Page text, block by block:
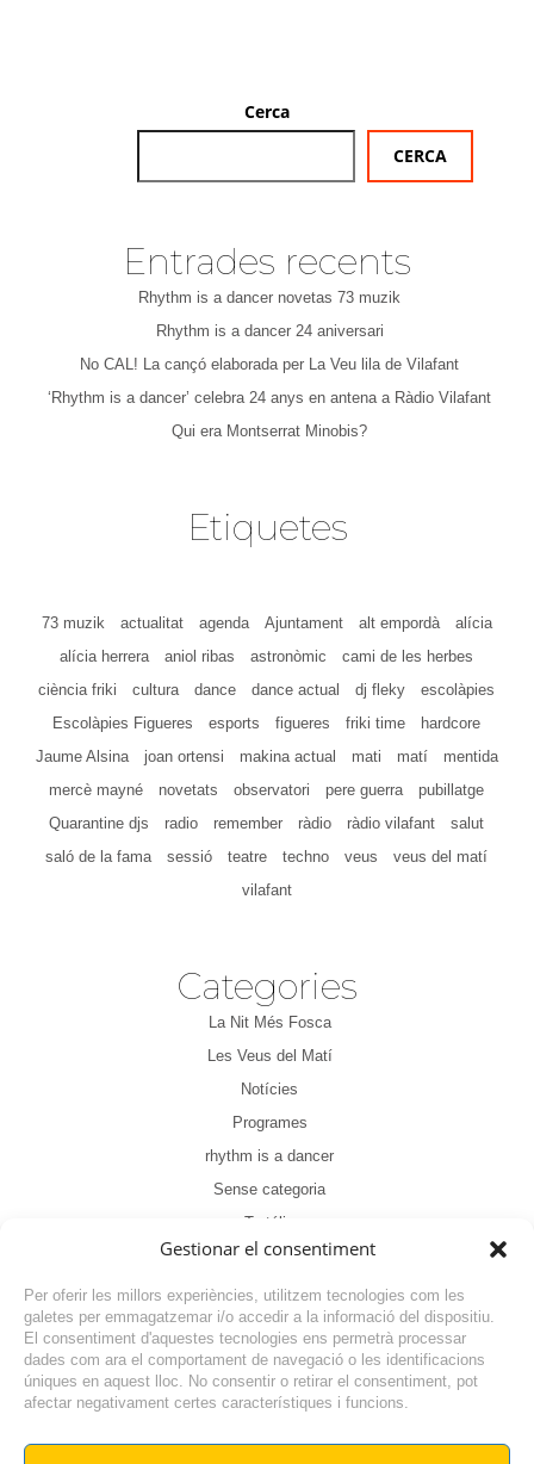
Gestionar el consentiment
Per oferir les millors experiències, utilitzem tecnologies com les
galetes per emmagatzemar i/o accedir a la informació del dispositiu.
El consentiment d'aquestes tecnologies ens permetrà processar
dades com ara el comportament de navegació o les identificacions
úniques en aquest lloc. No consentir o retirar el consentiment, pot
afectar negativament certes característiques i funcions.
Cerca
CERCA
Entrades recents
Rhythm is a dancer novetas 73 muzik
Rhythm is a dancer 24 aniversari
No CAL! La cançó elaborada per La Veu lila de Vilafant
‘Rhythm is a dancer’ celebra 24 anys en antena a Ràdio Vilafant
Qui era Montserrat Minobis?
Etiquetes
73 muzik actualitat agenda Ajuntament alt empordà
alícia
alícia herrera
aniol ribas astronòmic
cami de les herbes
ciència friki
cultura dance dance actual dj fleky
escolàpies
Escolàpies Figueres
esports figueres friki time
hardcore
Jaume Alsina
joan ortensi makina actual mati matí
mentida
mercè mayné
novetats observatori pere guerra
pubillatge
Quarantine djs
radio remember ràdio ràdio vilafant
salut
saló de la fama
sessió teatre techno veus
veus del matí
vilafant
Categories
La Nit Més Fosca
Les Veus del Matí
Notícies
Programes
rhythm is a dancer
Sense categoria
Tertúlia
NOTÍCIA ANTERIOR
NOTÍCIA SEGÜENT